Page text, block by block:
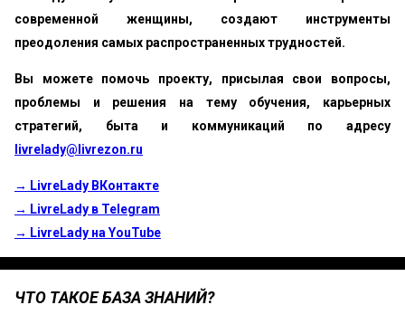
современной женщины, создают инструменты
преодоления самых распространенных трудностей.
Вы можете помочь проекту, присылая свои вопросы,
проблемы и решения на тему обучения, карьерных
стратегий, быта и коммуникаций по адресу
livrelady@livrezon.ru
→ LivreLady ВКонтакте
→ LivreLady в Telegram
→ LivreLady на YouTube
ЧТО ТАКОЕ БАЗА ЗНАНИЙ?